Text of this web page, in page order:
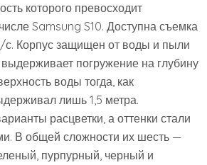
которого превосходит
Samsung S10. Доступна съемка
с. Корпус защищен от воды и пыли
выдерживает погружение на глубину
воды тогда, как
лишь 1,5 метра.
расцветки, а оттенки стали
В общей сложности их шесть —
пурпурный, черный и